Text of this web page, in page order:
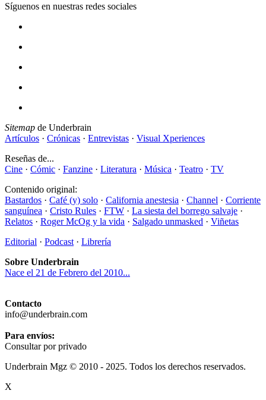
Síguenos en nuestras redes sociales
Sitemap de Underbrain
Artículos · Crónicas · Entrevistas · Visual Xperiences
Reseñas de...
Cine · Cómic · Fanzine · Literatura · Música · Teatro · TV
Contenido original:
Bastardos · Café (y) solo · California anestesia · Channel · Corriente
sanguínea · Cristo Rules · FTW · La siesta del borrego salvaje ·
Relatos · Roger McOg y la vida · Salgado unmasked · Viñetas
Editorial · Podcast · Librería
Sobre Underbrain
Nace el 21 de Febrero del 2010...
Contacto
info@underbrain.com
Para envíos:
Consultar por privado
Underbrain Mgz © 2010 - 2025. Todos los derechos reservados.
X